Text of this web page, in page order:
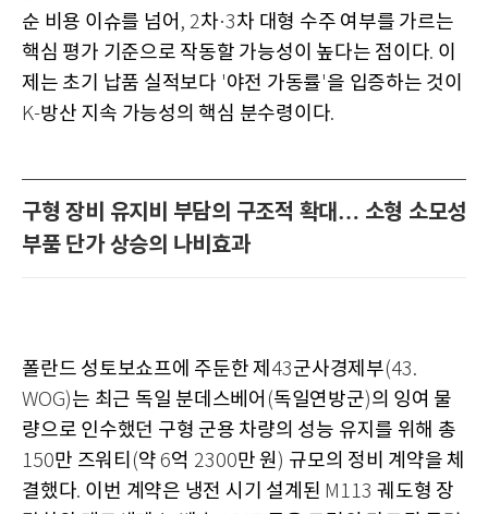
순 비용 이슈를 넘어 , 2차·3차 대형 수주 여부를 가르는
핵심 평가 기준으로 작동할 가능성이 높다는 점이다. 이
제는 초기 납품 실적보다 '야전 가동률'을 입증하는 것이
K-방산 지속 가능성의 핵심 분수령이다.
구형 장비 유지비 부담의 구조적 확대… 소형 소모성
부품 단가 상승의 나비효과
폴란드 성토보쇼프에 주둔한 제 43군사경제부(43.
WOG)는 최근 독일 분데스베어 (독일연방군)의 잉여 물
량으로 인수했던 구형 군용 차량의 성능 유지를 위해 총
150만 즈워티 (약 6억 2300만 원 ) 규모의 정비 계약을 체
결했다. 이번 계약은 냉전 시기 설계된 M113 궤도형 장